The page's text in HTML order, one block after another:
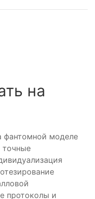
на
фантомной моделе
точные
протоколы и